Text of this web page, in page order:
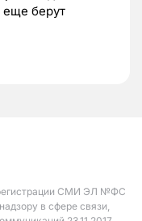
берут
СМИ ЭЛ №ФС
в сфере связи,